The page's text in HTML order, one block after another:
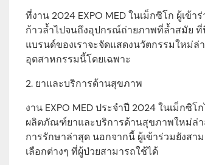
ที่งาน 2024 EXPO MED ในเม็กซิโก ผู้เ
ก้าวล้ำไปจนถึงอุปกรณ์ถ่ายภาพที่ล้ำสมัย
แบรนด์ของเราจะจัดแสดงนวัตกรรมใหม่ล่
อุตสาหกรรมนี้โดยเฉพาะ
2. ยาและบริการด้านสุขภาพ
งาน EXPO MED ประจำปี 2024 ในเม็กซิ
ผลิตภัณฑ์ยาและบริการด้านสุขภาพใหม่ล่า
การรักษาล่าสุด นอกจากนี้ ผู้เข้าร่วมยังส
เลือกต่างๆ ที่ผู้ป่วยสามารถใช้ได้